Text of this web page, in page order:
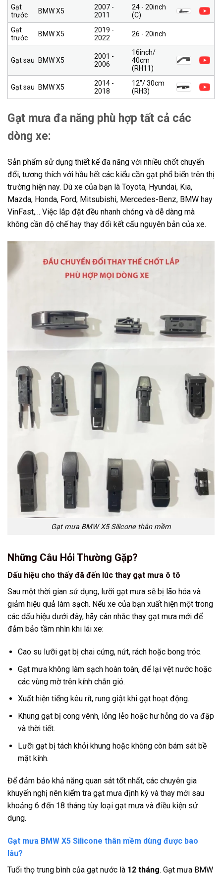
Gạt
trước
BMW X5
2007 -
2011
24 - 20inch
(C)
Gạt
trước
BMW X5
2019 -
2022
26 - 20inch
Gạt sau BMW X5
2001 -
2006
16inch/
40cm
(RH11)
Gạt sau BMW X5
2014 -
2018
12″/ 30cm
(RH3)
Gạt mưa đa năng phù hợp tất cả các
dòng xe:
Sản phẩm sử dụng thiết kế đa năng với nhiều chốt chuyển
đổi, tương thích với hầu hết các kiểu cần gạt phổ biến trên thị
trường hiện nay. Dù xe của bạn là Toyota, Hyundai, Kia,
Mazda, Honda, Ford, Mitsubishi, Mercedes-Benz, BMW hay
VinFast,… Việc lắp đặt đều nhanh chóng và dễ dàng mà
không cần độ chế hay thay đổi kết cấu nguyên bản của xe.
Gạt mưa BMW X5 Silicone thân mềm
Những Câu Hỏi Thường Gặp?
Dấu hiệu cho thấy đã đến lúc thay gạt mưa ô tô
Sau một thời gian sử dụng, lưỡi gạt mưa sẽ bị lão hóa và
giảm hiệu quả làm sạch. Nếu xe của bạn xuất hiện một trong
các dấu hiệu dưới đây, hãy cân nhắc thay gạt mưa mới để
đảm bảo tầm nhìn khi lái xe:
Cao su lưỡi gạt bị chai cứng, nứt, rách hoặc bong tróc.
Gạt mưa không làm sạch hoàn toàn, để lại vệt nước hoặc
các vùng mờ trên kính chắn gió.
Xuất hiện tiếng kêu rít, rung giật khi gạt hoạt động.
Khung gạt bị cong vênh, lỏng lẻo hoặc hư hỏng do va đập
và thời tiết.
Lưỡi gạt bị tách khỏi khung hoặc không còn bám sát bề
mặt kính.
Để đảm bảo khả năng quan sát tốt nhất, các chuyên gia
khuyến nghị nên kiểm tra gạt mưa định kỳ và thay mới sau
khoảng 6 đến 18 tháng tùy loại gạt mưa và điều kiện sử
dụng.
Gạt mưa BMW X5 Silicone thân mềm dùng được bao
lâu?
Tuổi thọ trung bình của gạt nước là 12 tháng. Gạt mưa BMW